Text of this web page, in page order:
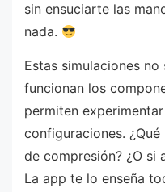
sin ensuciarte las
nada.
Estas simulaciones
funcionan los
permiten
configuraciones.
de compresión? ¿O si
La app te lo enseña